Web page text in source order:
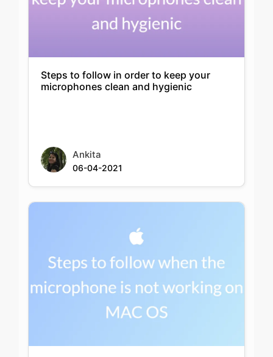
Steps to follow in order to keep your
microphones clean and hygienic
Ankita
06-04-2021